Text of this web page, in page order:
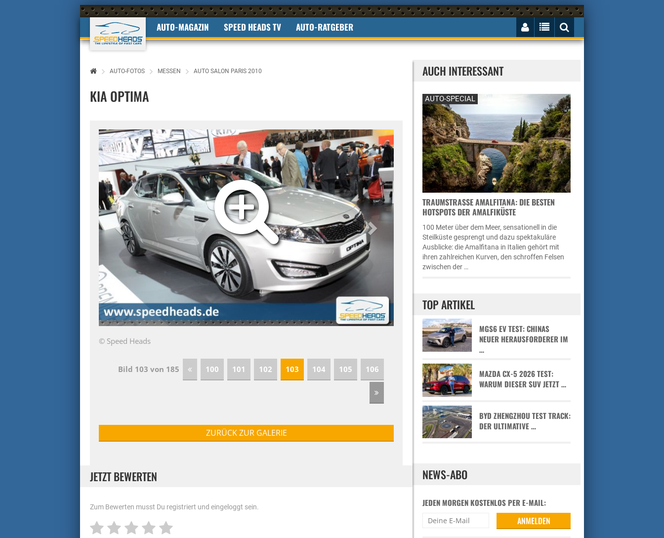
AUTO-MAGAZIN SPEED HEADS TV AUTO-RATGEBER
AUTO-FOTOS MESSEN AUTO SALON PARIS 2010
KIA OPTIMA
© Speed Heads
Bild 103 von 185 100 101 102 103 104 105 106
ZURÜCK ZUR GALERIE
JETZT BEWERTEN
Zum Bewerten musst Du registriert und eingeloggt sein.
AUCH INTERESSANT
AUTO-SPECIAL
TRAUMSTRASSE AMALFITANA: DIE BESTEN H
OTSPOTS DER AMALFIKÜSTE
100 Meter über dem Meer, sensationell in die
Steilküste gesprengt und dazu spektakuläre
Ausblicke: die Amalfitana in Italien gehört mit
ihren zahlreichen Kurven, den schroffen Felsen
zwischen der …
TOP ARTIKEL
MGS6 EV TEST: CHINAS
NEUER HERAUSFORDERER IM
…
MAZDA CX-5 2026 TEST:
WARUM DIESER SUV JETZT …
BYD ZHENGZHOU TEST TRACK:
DER ULTIMATIVE …
NEWS-ABO
JEDEN MORGEN KOSTENLOS PER E-MAIL: